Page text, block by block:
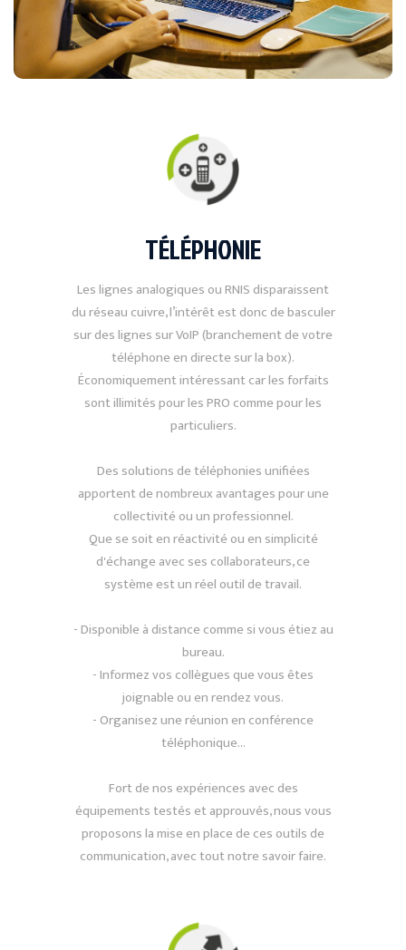
TÉLÉPHONIE
Les lignes analogiques ou RNIS disparaissent
du réseau cuivre, l’intérêt est donc de basculer
sur des lignes sur VoIP (branchement de votre
téléphone en directe sur la box).
Économiquement intéressant car les forfaits
sont illimités pour les PRO comme pour les
particuliers.
Des solutions de téléphonies unifiées
apportent de nombreux avantages pour une
collectivité ou un professionnel.
Que se soit en réactivité ou en simplicité
d'échange avec ses collaborateurs, ce
système est un réel outil de travail.
- Disponible à distance comme si vous étiez au
bureau.
- Informez vos collègues que vous êtes
joignable ou en rendez vous.
- Organisez une réunion en conférence
téléphonique...
Fort de nos expériences avec des
équipements testés et approuvés, nous vous
proposons la mise en place de ces outils de
communication, avec tout notre savoir faire.